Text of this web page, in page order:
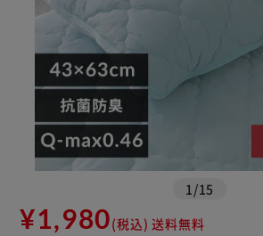
1 /15
¥1,980(税込) 送料無料